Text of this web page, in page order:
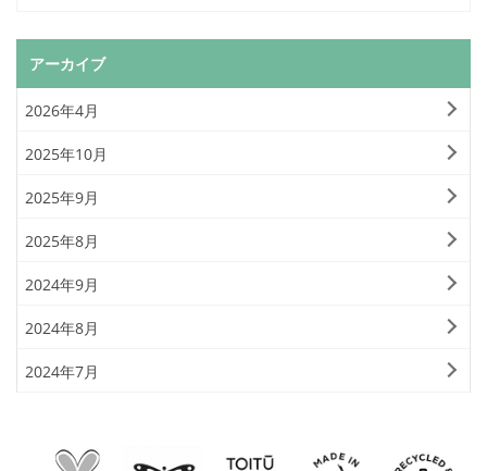
アーカイブ
2026年4月
2025年10月
2025年9月
2025年8月
2024年9月
2024年8月
2024年7月